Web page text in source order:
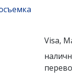
Visa,